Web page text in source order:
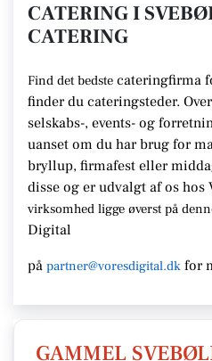
CATERING I
CATERING
Find det bedste cateringfirma
finder du cateringsteder.
selskabs-, events- og
uanset om du har brug for
bryllup, firmafest eller
disse og er udvalgt af os hos
virksomhed ligge øverst på
Digital
på partner@voresdigital.dk for
GAMMEL